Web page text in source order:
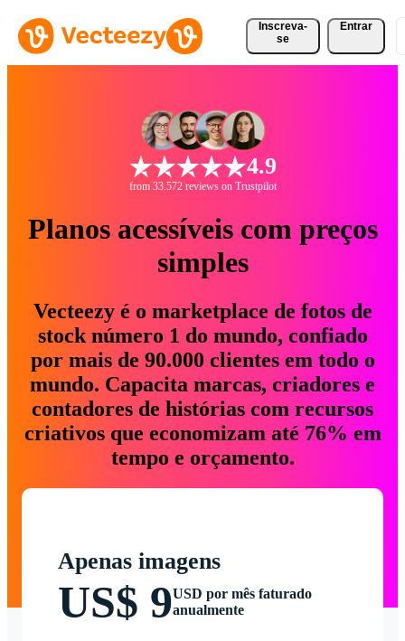
Inscreva-
se
Entrar
4.9
from 33.572 reviews on Trustpilot
Planos acessíveis com preços
simples
Vecteezy é o marketplace de fotos de
stock número 1 do mundo, confiado
por mais de 90.000 clientes em todo o
mundo. Capacita marcas, criadores e
contadores de histórias com recursos
criativos que economizam até 76% em
tempo e orçamento.
Apenas imagens
US$ 9USD por mês faturado
anualmente